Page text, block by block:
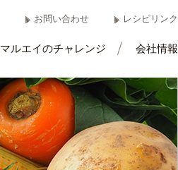
お問い合わせ レシピリンク
マルエイのチャレンジ 会社情報